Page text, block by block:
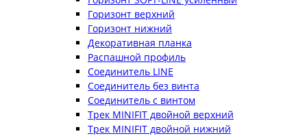
Горизонт верхний
Горизонт нижний
Декоративная планка
Распашной профиль
Соединитель LINE
Соединитель без винта
Соединитель с винтом
Трек MINIFIT двойной верхний
Трек MINIFIT двойной нижний